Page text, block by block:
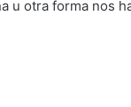
u otra forma nos